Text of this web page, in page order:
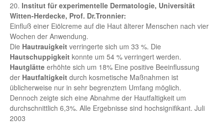
20. Institut für experimentelle Dermatologie, Universität
Witten-Herdecke, Prof. Dr.Tronnier:
Einfluß einer Eiölcreme auf die Haut älterer Menschen nach vier
Wochen der Anwendung.
Die Hautrauigkeit verringerte sich um 33 %. Die
Hautschuppigkeit konnte um 54 % verringert werden.
Hautglätte erhöhte sich um 18% Eine positive Beeinflussung
der Hautfaltigkeit durch kosmetische Maßnahmen ist
üblicherweise nur in sehr begrenztem Umfang möglich.
Dennoch zeigte sich eine Abnahme der Hautfaltigkeit um
durchschnittlich 6,3%. Alle Ergebnisse sind hochsignifikant. Juli
2003